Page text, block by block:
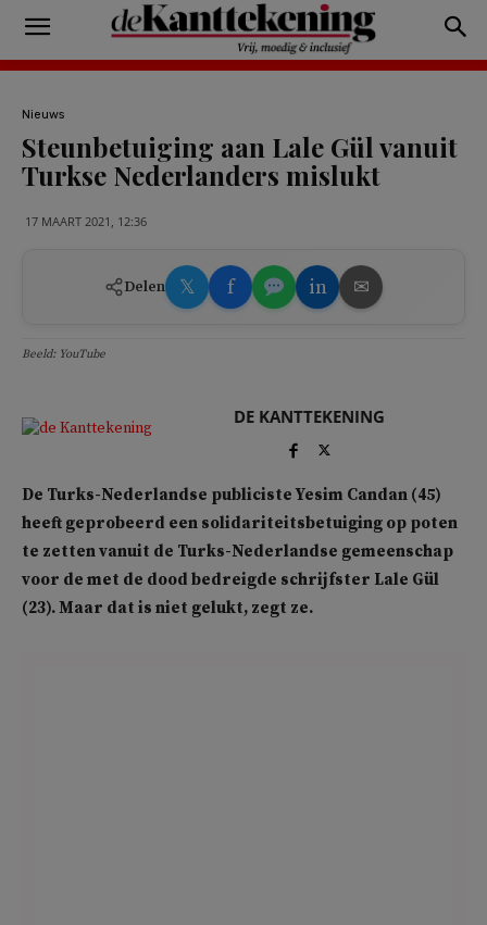
Nieuws
Steunbetuiging aan Lale Gül vanuit
Turkse Nederlanders mislukt
17 MAART 2021, 12:36
Delen 𝕏 f in ✉
Beeld: YouTube
DE KANTTEKENING
De Turks-Nederlandse publiciste Yesim Candan (45)
heeft geprobeerd een solidariteitsbetuiging op poten
te zetten vanuit de Turks-Nederlandse gemeenschap
voor de met de dood bedreigde schrijfster Lale Gül
(23). Maar dat is niet gelukt, zegt ze.